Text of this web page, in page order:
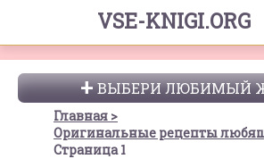
VSE-KNIGI.ORG
ВЫБЕРИ ЛЮБИМЫЙ
Главная
Оригинальные рецепты
Страница 1